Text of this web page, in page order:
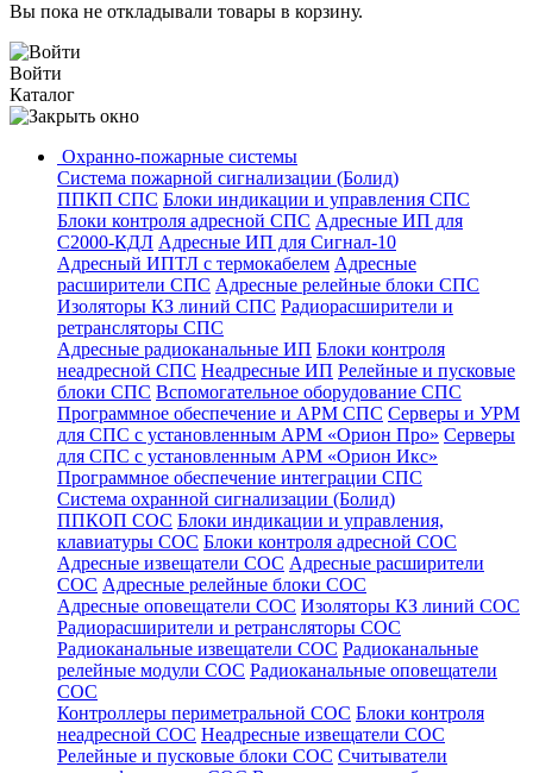
Вы пока не откладывали товары в корзину.
Войти
Каталог
Охранно-пожарные системы
Система пожарной сигнализации (Болид)
ППКП СПС Блоки индикации и управления СПС
Блоки контроля адресной СПС Адресные ИП для
С2000-КДЛ Адресные ИП для Сигнал-10
Адресный ИПТЛ с термокабелем Адресные
расширители СПС Адресные релейные блоки СПС
Изоляторы КЗ линий СПС Радиорасширители и
ретрансляторы СПС
Адресные радиоканальные ИП Блоки контроля
неадресной СПС Неадресные ИП Релейные и пусковые
блоки СПС Вспомогательное оборудование СПС
Программное обеспечение и АРМ СПС Серверы и УРМ
для СПС с установленным АРМ «Орион Про» Серверы
для СПС с установленным АРМ «Орион Икс»
Программное обеспечение интеграции СПС
Система охранной сигнализации (Болид)
ППКОП СОС Блоки индикации и управления,
клавиатуры СОС Блоки контроля адресной СОС
Адресные извещатели СОС Адресные расширители
СОС Адресные релейные блоки СОС
Адресные оповещатели СОС Изоляторы КЗ линий СОС
Радиорасширители и ретрансляторы СОС
Радиоканальные извещатели СОС Радиоканальные
релейные модули СОС Радиоканальные оповещатели
СОС
Контроллеры периметральной СОС Блоки контроля
неадресной СОС Неадресные извещатели СОС
Релейные и пусковые блоки СОС Считыватели